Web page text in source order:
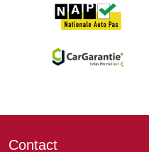
Contact